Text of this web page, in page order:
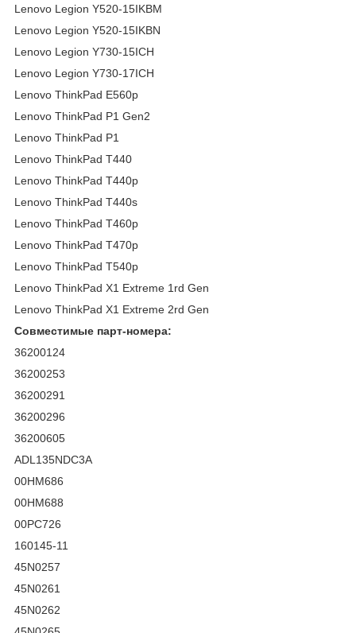
Lenovo Legion Y520-15IKBM
Lenovo Legion Y520-15IKBN
Lenovo Legion Y730-15ICH
Lenovo Legion Y730-17ICH
Lenovo ThinkPad E560p
Lenovo ThinkPad P1 Gen2
Lenovo ThinkPad P1
Lenovo ThinkPad T440
Lenovo ThinkPad T440p
Lenovo ThinkPad T440s
Lenovo ThinkPad T460p
Lenovo ThinkPad T470p
Lenovo ThinkPad T540p
Lenovo ThinkPad X1 Extreme 1rd Gen
Lenovo ThinkPad X1 Extreme 2rd Gen
Совместимые парт-номера:
36200124
36200253
36200291
36200296
36200605
ADL135NDC3A
00HM686
00HM688
00PC726
160145-11
45N0257
45N0261
45N0262